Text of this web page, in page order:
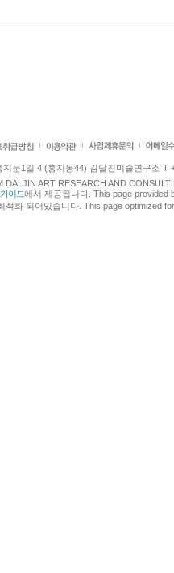
문1길 4 (홍지동44) 김달진미술연구소 T
DALJIN ART RESEARCH AND
이드에서 제공됩니다. This page provided
적화 되어있습니다. This page optimized